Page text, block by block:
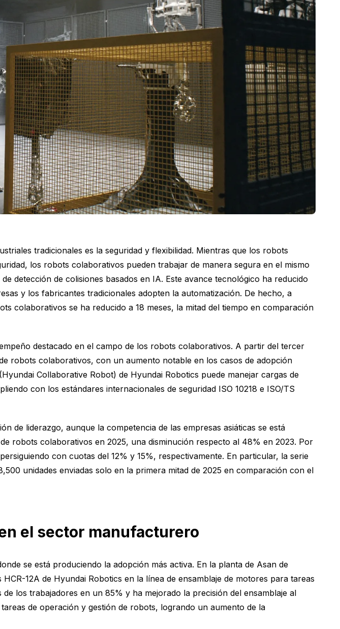
tradicionales es la seguridad y flexibilidad. Mientras que los robots
los robots colaborativos pueden trabajar de manera segura en el mismo
detección de colisiones basados en IA. Este avance tecnológico ha reducido
y los fabricantes tradicionales adopten la automatización. De hecho, a
colaborativos se ha reducido a 18 meses, la mitad del tiempo en comparación
destacado en el campo de los robots colaborativos. A partir del tercer
robots colaborativos, con un aumento notable en los casos de adopción
Collaborative Robot) de Hyundai Robotics puede manejar cargas de
con los estándares internacionales de seguridad ISO 10218 e ISO/TS
de liderazgo, aunque la competencia de las empresas asiáticas se está
robots colaborativos en 2025, una disminución respecto al 48% en 2023. Por
con cuotas del 12% y 15%, respectivamente. En particular, la serie
unidades enviadas solo en la primera mitad de 2025 en comparación con el
el sector manufacturero
se está produciendo la adopción más activa. En la planta de Asan de
12A de Hyundai Robotics en la línea de ensamblaje de motores para tareas
los trabajadores en un 85% y ha mejorado la precisión del ensamblaje al
de operación y gestión de robots, logrando un aumento de la